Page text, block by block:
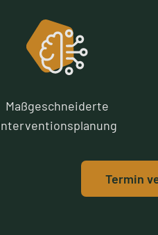
Maßgeschneiderte
Termin